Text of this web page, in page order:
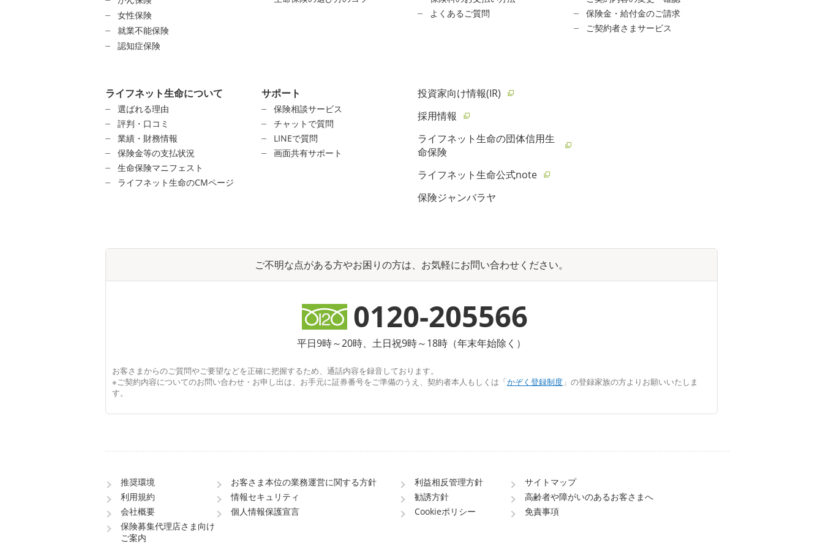
女性保険
就業不能保険
認知症保険
よくあるご質問
保険金・給付金のご請求
ご契約者さまサービス
ライフネット生命について
選ばれる理由
評判・口コミ
業績・財務情報
保険金等の支払状況
生命保険マニフェスト
ライフネット生命のCMページ
サポート
保険相談サービス
チャットで質問
LINEで質問
画面共有サポート
投資家向け情報(IR)
採用情報
ライフネット生命の団体信用生
命保険
ライフネット生命公式note
保険ジャンバラヤ
ご不明な点がある方やお困りの方は、お気軽にお問い合わせください。
0120-205566
平日9時～20時、土日祝9時～18時（年末年始除く）
お客さまからのご質問やご要望などを正確に把握するため、通話内容を録音しております。
※ご契約内容についてのお問い合わせ・お申し出は、お手元に証券番号をご準備のうえ、契約者本人もしくは「かぞく登録制度 」の登録家族の方よりお願いいたしま
す。
推奨環境 お客さま本位の業務運営に関する方針 利益相反管理方針
サイトマップ
利用規約
情報セキュリティ 勧誘方針
高齢者や障がいのあるお客さまへ
会社概要
個人情報保護宣言 Cookieポリシー
免責事項
保険募集代理店さま向け
ご案内